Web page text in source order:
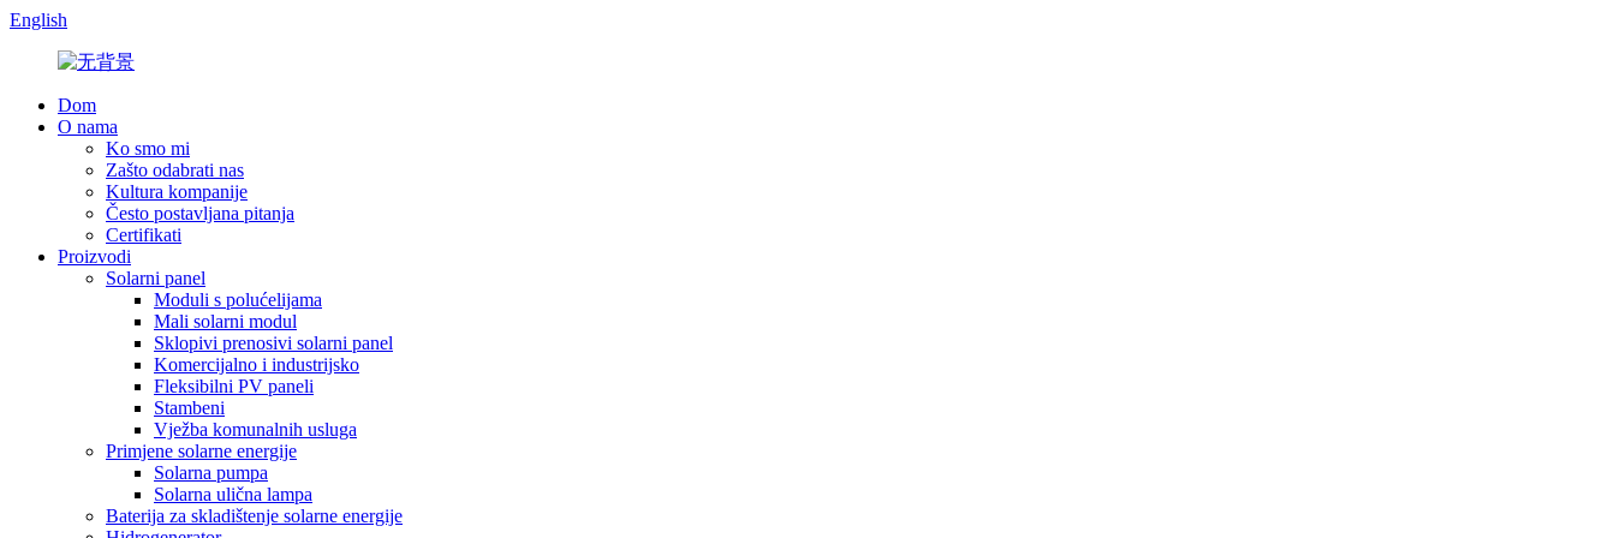
English
Dom
O nama
Ko smo mi
Zašto odabrati nas
Kultura kompanije
Često postavljana pitanja
Certifikati
Proizvodi
Solarni panel
Moduli s polućelijama
Mali solarni modul
Sklopivi prenosivi solarni panel
Komercijalno i industrijsko
Fleksibilni PV paneli
Stambeni
Vježba komunalnih usluga
Primjene solarne energije
Solarna pumpa
Solarna ulična lampa
Baterija za skladištenje solarne energije